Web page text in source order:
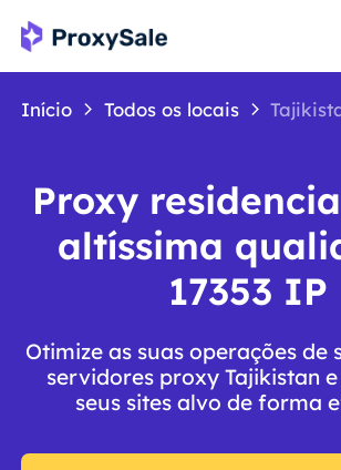
Início Todos os locais
Proxy
altíssima
17353 IP
Otimize as suas operações de
servidores proxy Tajikistan
seus sites alvo de forma